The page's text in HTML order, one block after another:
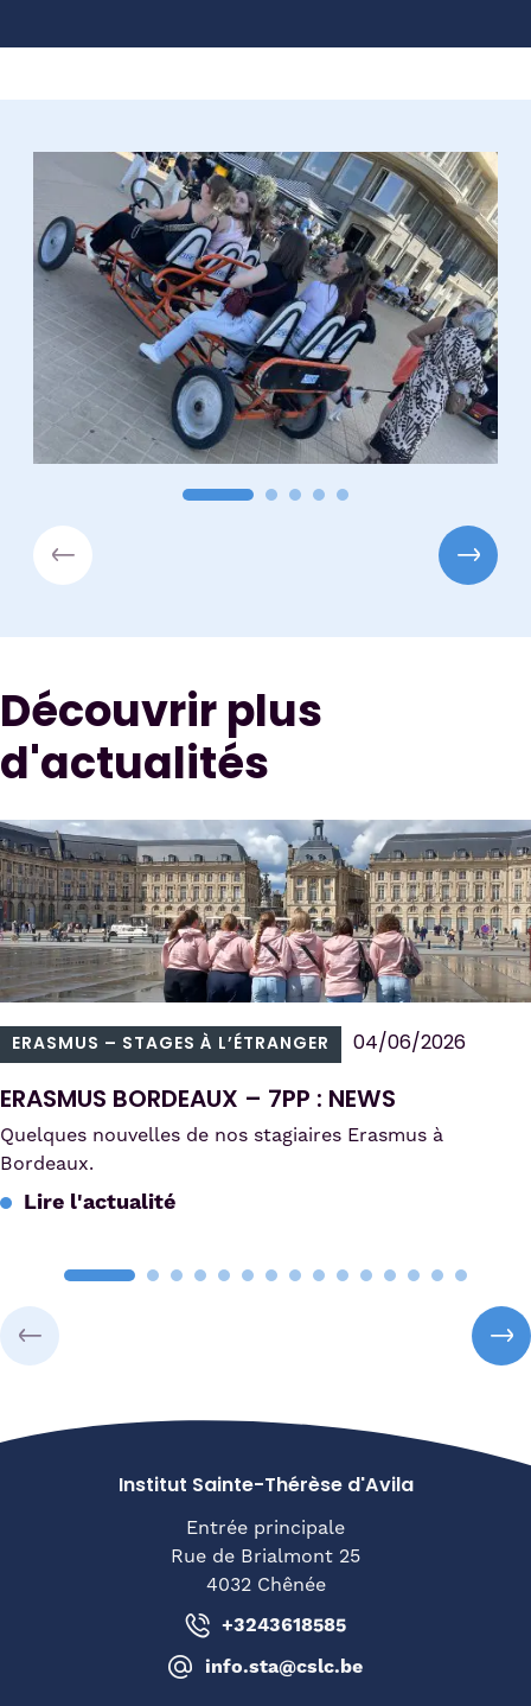
Découvrir plus
d'actualités
ERASMUS – STAGES À L’ÉTRANGER 04/06/2026
ERASMUS BORDEAUX – 7PP : NEWS
Quelques nouvelles de nos stagiaires Erasmus à
Bordeaux.
Lire l'actualité
Institut Sainte-Thérèse d'Avila
Entrée principale
Rue de Brialmont 25
4032 Chênée
+3243618585
info.sta@cslc.be